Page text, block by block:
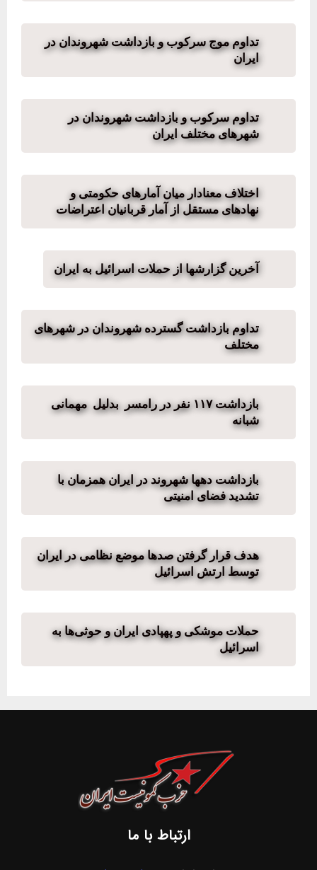
تداوم موج سرکوب و بازداشت شهروندان در
ایران
تداوم سرکوب و بازداشت شهروندان در
شهرهای مختلف ایران
اختلاف معنادار میان آمارهای حکومتی و
نهادهای مستقل از آمار قربانیان اعتراضات
آخرین گزارشها از حملات اسرائیل به ایران
تداوم بازداشت گسترده شهروندان در شهرهای
مختلف
بازداشت ۱۱۷ نفر در رامسر بدلیل مهمانی
شبانه
بازداشت دهها شهروند در ایران همزمان با
تشدید فضای امنیتی
هدف قرار گرفتن صدها موضع نظامی در ایران
توسط ارتش اسرائیل
حملات موشکی و پهپادی ایران و حوثی‌ها به
اسرائیل
ارتباط با ما